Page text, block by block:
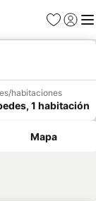
Favoritos
Iniciar
habitaciones
1 habitación
Mapa